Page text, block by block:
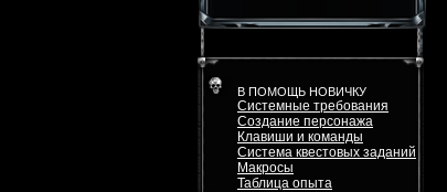
В ПОМОЩЬ НОВИЧКУ
Системные требования
Создание персонажа
Клавиши и команды
Система квестовых заданий
Макросы
Таблица опыта